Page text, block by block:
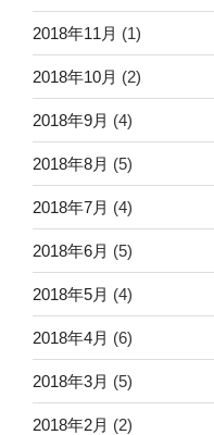
2018年11月 (1)
2018年10月 (2)
2018年9月 (4)
2018年8月 (5)
2018年7月 (4)
2018年6月 (5)
2018年5月 (4)
2018年4月 (6)
2018年3月 (5)
2018年2月 (2)